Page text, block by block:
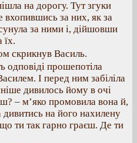
на дорогу. Тут згуки
вхопившись за них, як за
за ними і, дійшовши
їх.
скрикнув Василь.
одповіді прошепотіла
І перед ним забіліла
дивилось йому в очі
– м’яко промовила вона й,
на його нахилену
ти так гарно граєш. Де ти